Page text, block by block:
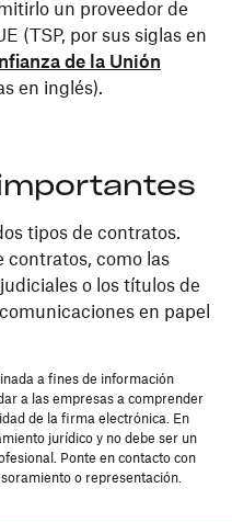
un proveedor de
(TSP, por sus siglas en
de la Unión
en inglés).
tipos de contratos.
contratos, como las
o los títulos de
en papel
a fines de información
a las empresas a comprender
de la firma electrónica. En
jurídico y no debe ser un
Ponte en contacto con
o representación.